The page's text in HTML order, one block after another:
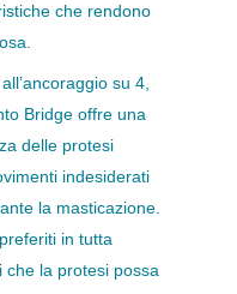
che rendono
su 4,
Bridge offre una
delle protesi
indesiderati
la masticazione.
in tutta
che la protesi possa